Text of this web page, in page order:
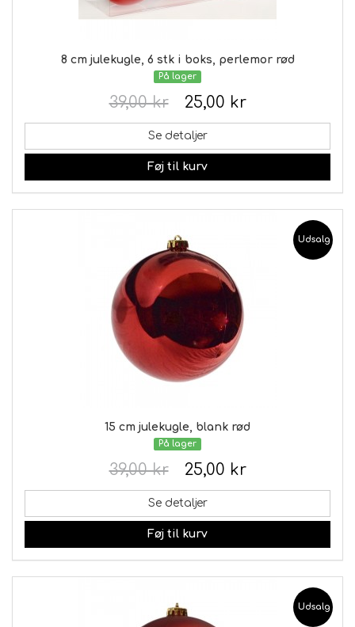
8 cm julekugle, 6 stk i boks, perlemor rød
På lager
25,00 kr
39,00 kr
Se detaljer
Føj til kurv
Udsalg
15 cm julekugle, blank rød
På lager
25,00 kr
39,00 kr
Se detaljer
Føj til kurv
Udsalg